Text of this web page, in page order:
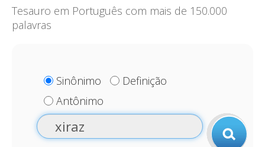
Tesauro em Português com mais de 150.000
palavras
Sinônimo
Definição
Antônimo